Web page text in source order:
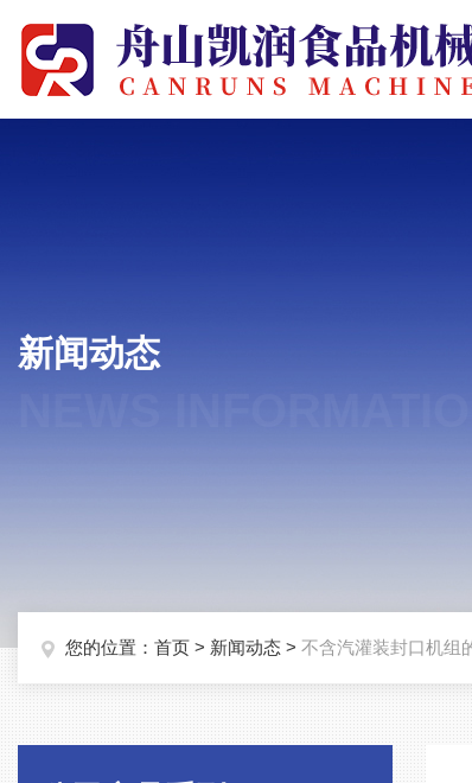
新闻动态
您的位置： 首页 > 新闻动态 > 不含汽灌装封口机组